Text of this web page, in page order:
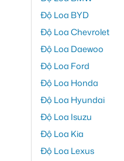
Độ Loa BYD
Độ Loa Chevrolet
Độ Loa Daewoo
Độ Loa Ford
Độ Loa Honda
Độ Loa Hyundai
Độ Loa Isuzu
Độ Loa Kia
Độ Loa Lexus